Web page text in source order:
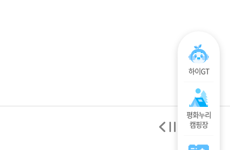
하이GT
평화누리
캠핑장